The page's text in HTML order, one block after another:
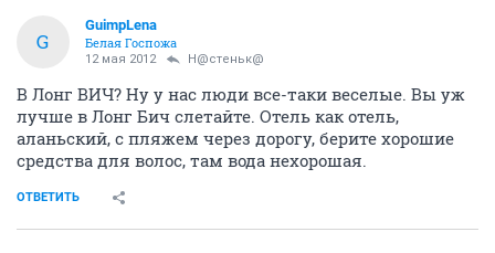
G
GuimpLena
Белая Госпожа
12 мая 2012 Н@стеньк@
В Лонг ВИЧ? Ну у нас люди все-таки веселые. Вы уж
лучше в Лонг Бич слетайте. Отель как отель,
аланьский, с пляжем через дорогу, берите хорошие
средства для волос, там вода нехорошая.
ОТВЕТИТЬ